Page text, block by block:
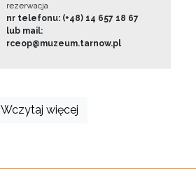
rezerwacja
nr telefonu: (+48) 14 657 18 67
lub mail:
rceop@muzeum.tarnow.pl
Wczytaj więcej